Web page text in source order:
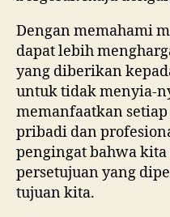
Dengan memahami
dapat lebih
yang diberikan
untuk tidak menyia-
memanfaatkan
pribadi dan
pengingat bahwa
persetujuan yang
tujuan kita.